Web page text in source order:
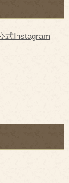
式Instagram